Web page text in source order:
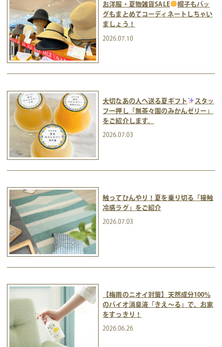
お洋服・夏物雑貨SALE
帽子もバッ
グもまとめてコーディネートしちゃい
ましょう！
2026.07.10
大切なあの人へ送る夏ギフト
スタッ
フ一押し「無茶々園のみかんゼリー」
をご紹介します。
2026.07.03
触ってひんやり！夏を乗り切る「接触
冷感ラグ」をご紹介
2026.07.03
【梅雨のニオイ対策】天然成分100％
のバイオ消臭液「きえ～る」で、お家
をすっきり！
2026.06.26